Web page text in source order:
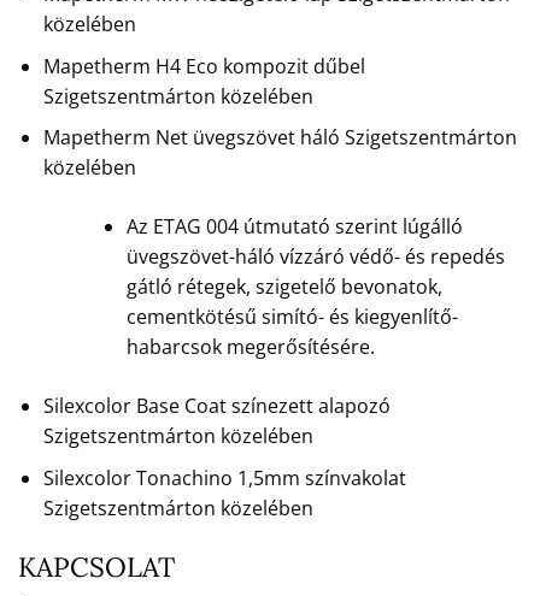
közelében
Mapetherm H4 Eco kompozit dűbel
Szigetszentmárton közelében
Mapetherm Net üvegszövet háló Szigetszentmárton
közelében
Az ETAG 004 útmutató szerint lúgálló
üvegszövet-háló vízzáró védő- és repedés
gátló rétegek, szigetelő bevonatok,
cementkötésű simító- és kiegyenlítő-
habarcsok megerősítésére.
Silexcolor Base Coat színezett alapozó
Szigetszentmárton közelében
Silexcolor Tonachino 1,5mm színvakolat
Szigetszentmárton közelében
KAPCSOLAT